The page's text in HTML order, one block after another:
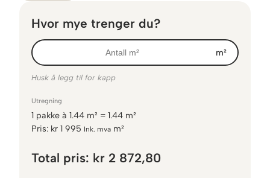
Hvor mye trenger du?
m²
Husk å legg til for kapp
Utregning
1 pakke à 1.44 m² = 1.44 m²
Pris: kr 1 995 Ink. mva m²
Total pris: kr 2 872,80